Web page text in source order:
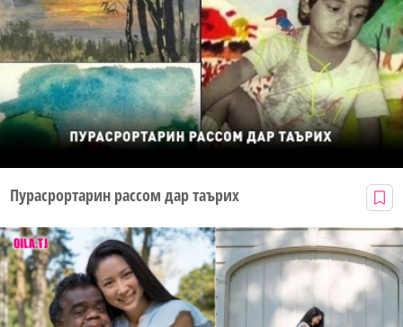
Пурасрортарин рассом дар таърих